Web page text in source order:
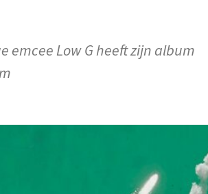
emcee Low G heeft zijn album